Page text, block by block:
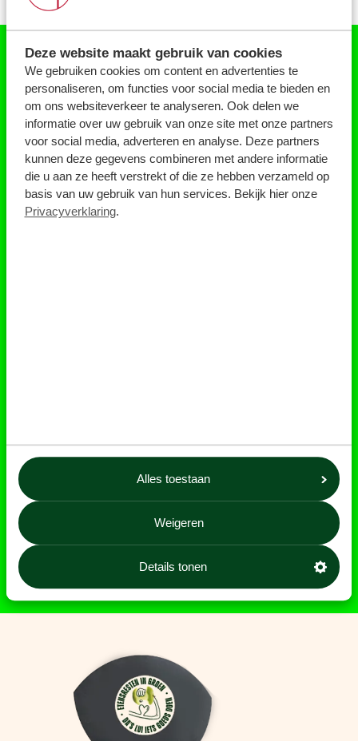
Deze website maakt gebruik van cookies
We gebruiken cookies om content en advertenties te
personaliseren, om functies voor social media te bieden en
om ons websiteverkeer te analyseren. Ook delen we
informatie over uw gebruik van onze site met onze partners
voor social media, adverteren en analyse. Deze partners
kunnen deze gegevens combineren met andere informatie
die u aan ze heeft verstrekt of die ze hebben verzameld op
basis van uw gebruik van hun services. Bekijk hier onze
Privacyverklaring.
Alles toestaan
Weigeren
Details tonen
BESTEL GRATIS
EENLEKKER-LUI-BAKJE
De wereld verbeteren kan heel eenvoudig. Bestel
gratis dit lekker-lui-bakje, zet het op je aanrecht en
doe er je etensresten in. Klepje open. Klepje dicht.
Weer een goede daad verricht.
Bestel vanuit je luie stoel jouw gratis biobakje. In drie
kliks geregeld. Lekker bezig, hoor!